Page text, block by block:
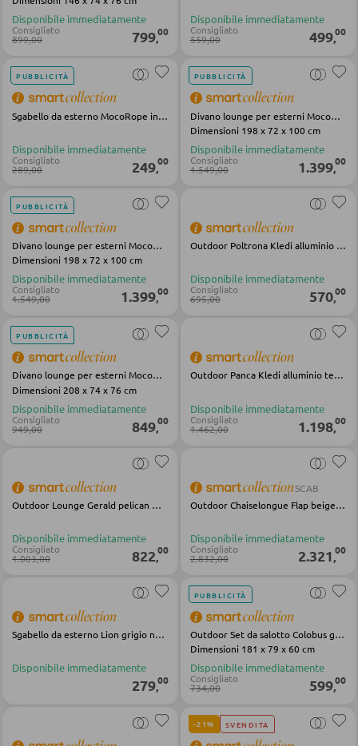
Vetrinette
PARETI ATTREZZATE
Soggiorni componibili
MOBILI TV
Moduli TV
TAVOLI DA SOGGIORNO
Tavolini da caffé
Tavolini da divano
POLTRONE
Poltrone relax
Poltrone con schienale ad ali
Sgabelli bassi
Sgabelli da bar
Pouf
ILLUMINAZIONE DA ESTERNO
Luci da esterno
Lampade solari
LINEE ILLUMINOTECNICA
Disponibile immediatamente
Consigliato
899,00 799,00
Disponibile immediatamente
Consigliato
559,00 499,00
PUBBLICITÀ
Sgabello da esterno MocoRope in tessuto marrone in metallo
Disponibile immediatamente
Consigliato
289,00 249,00
PUBBLICITÀ
Divano lounge per esterni MocoRope marrone in tessuto acciaio
Dimensioni 198 x 72 x 100 cm
Disponibile immediatamente
Consigliato
1.549,00 1.399,00
PUBBLICITÀ
Divano lounge per esterni MocoRope marrone in tessuto acciaio
Dimensioni 198 x 72 x 100 cm
Disponibile immediatamente
Consigliato
1.549,00 1.399,00
Outdoor Poltrona Kledi alluminio textilene antracite
Disponibile immediatamente
Consigliato
695,00 570,00
PUBBLICITÀ
Divano lounge per esterni MocoRope in tessuto marrone e metallo
Dimensioni 208 x 74 x 76 cm
Disponibile immediatamente
Consigliato
949,00 849,00
Outdoor Panca Kledi alluminio textilene antracite
Disponibile immediatamente
Consigliato
1.462,00 1.198,00
Outdoor Lounge Gerald pelican Olefin Alluminio
Disponibile immediatamente
Consigliato
1.003,00 822,00
SCAB
Outdoor Chaiselongue Flap beige stoffa acciaio
Disponibile immediatamente
Consigliato
2.832,00 2.321,00
Sgabello da esterno Lion grigio nero metallo olefin
Disponibile immediatamente
279,00
PUBBLICITÀ
Outdoor Set da salotto Colobus grigio textilene alluminio legno
Dimensioni 181 x 79 x 60 cm
Disponibile immediatamente
Consigliato
734,00 599,00
-21% SVENDITA